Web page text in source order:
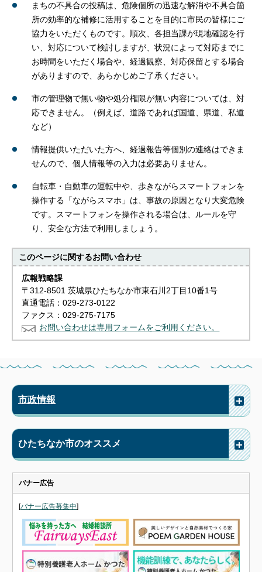
まちの不具合の投稿は、危険個所の迅速な解消や不具合箇
所の効率的な補修に活用することを目的に市民の皆様にご
協力をいただくものです。順次、各担当課が現地確認を行
い、対応について検討しますが、状況によって対応までに
お時間をいただく場合や、経過観察、対応保留とする場合
がありますので、あらかじめご了承ください。
市の管理物で無い物や処分権限が無い内容については、対
応できません。（例えば、道路であれば国道、県道、私道
など）
情報提供いただいた方へ、経過報告等個別の連絡はできま
せんので、個人情報等の入力は必要ありません。
自転車・自動車の運転中や、歩きながらスマートフォンを
操作する「ながらスマホ」は、事故の原因となり大変危険
です。スマートフォンを操作される場合は、ルールを守
り、安全な方法で利用しましょう。
このページに関するお問い合わせ
広報戦略課
〒312-8501 茨城県ひたちなか市東石川2丁目10番1号
直通電話：029-273-0122
ファクス：029-275-7175
お問い合わせは専用フォームをご利用ください。
市政情報
ひたちなか市のオススメ
バナー広告
[バナー広告募集中]